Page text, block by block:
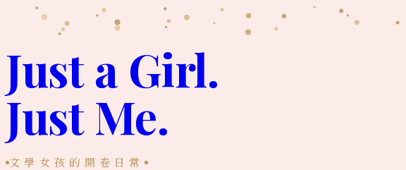
要
內
容
Just a Girl.
Just Me.
文學女孩的開卷日常